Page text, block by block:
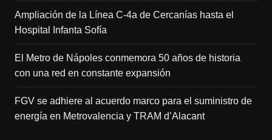
Ampliación de la Línea C-4a de Cercanías hasta el
Hospital Infanta Sofía
El Metro de Nápoles conmemora 50 años de historia
con una red en constante expansión
FGV se adhiere al acuerdo marco para el suministro de
energía en Metrovalencia y TRAM d’Alacant